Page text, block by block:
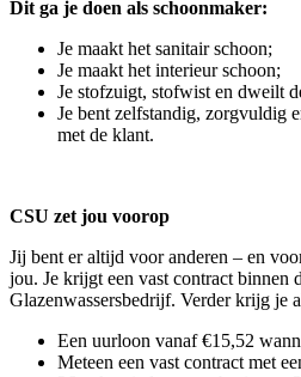
Dit ga je doen als schoonmaker:
Je maakt het sanitair schoon;
Je maakt het interieur schoon;
Je stofzuigt, stofwist en dweilt
Je bent zelfstandig, zorgvuldig
met de klant.
CSU zet jou voorop
Jij bent er altijd voor anderen – en
jou. Je krijgt een vast contract binnen
Glazenwassersbedrijf. Verder krijg je
Een uurloon vanaf €15,52
Meteen een vast contract met